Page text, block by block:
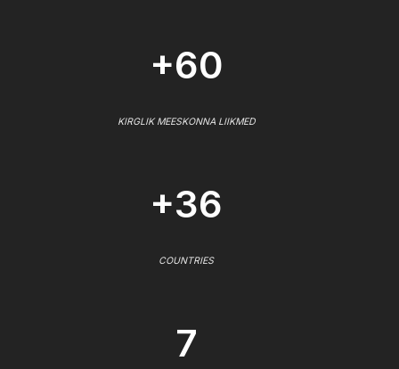
+60
KIRGLIK MEESKONNA LIIKMED
+36
COUNTRIES
7